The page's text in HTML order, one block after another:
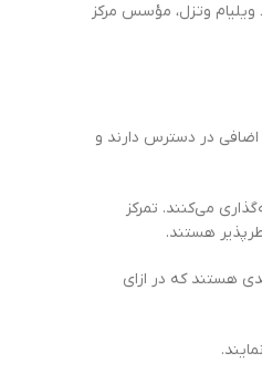
ویلیام وتزل، مؤسس مرکز
اضافی در دسترس دارند و
می‌کنند. تمرکز
هستند.
هستند که در ازای